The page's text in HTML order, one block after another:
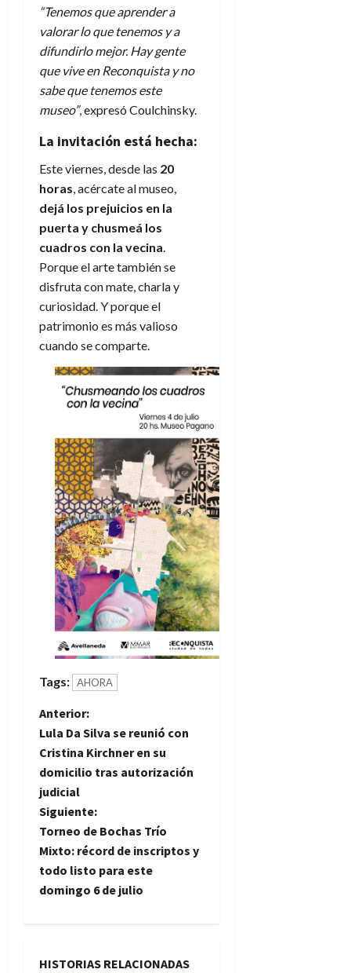
“Tenemos que aprender a
valorar lo que tenemos y a
difundirlo mejor. Hay gente
que vive en Reconquista y no
sabe que tenemos este
museo”, expresó Coulchinsky.
La invitación está hecha:
Este viernes, desde las 20
horas , acércate al museo,
dejá los prejuicios en la
puerta y chusmeá los
cuadros con la vecina
Porque el arte también se
disfruta con mate, charla y
curiosidad. Y porque el
patrimonio es más valioso
cuando se comparte.
Tags: AHORA
N
a
v
e
g
a
Anterior:
Lula Da Silva se reunió con
Cristina Kirchner en su
domicilio tras autorización
judicial
Siguiente:
Torneo de Bochas Trío
Mixto: récord de inscriptos y
todo listo para este
domingo 6 de julio
HISTORIAS RELACIONADAS